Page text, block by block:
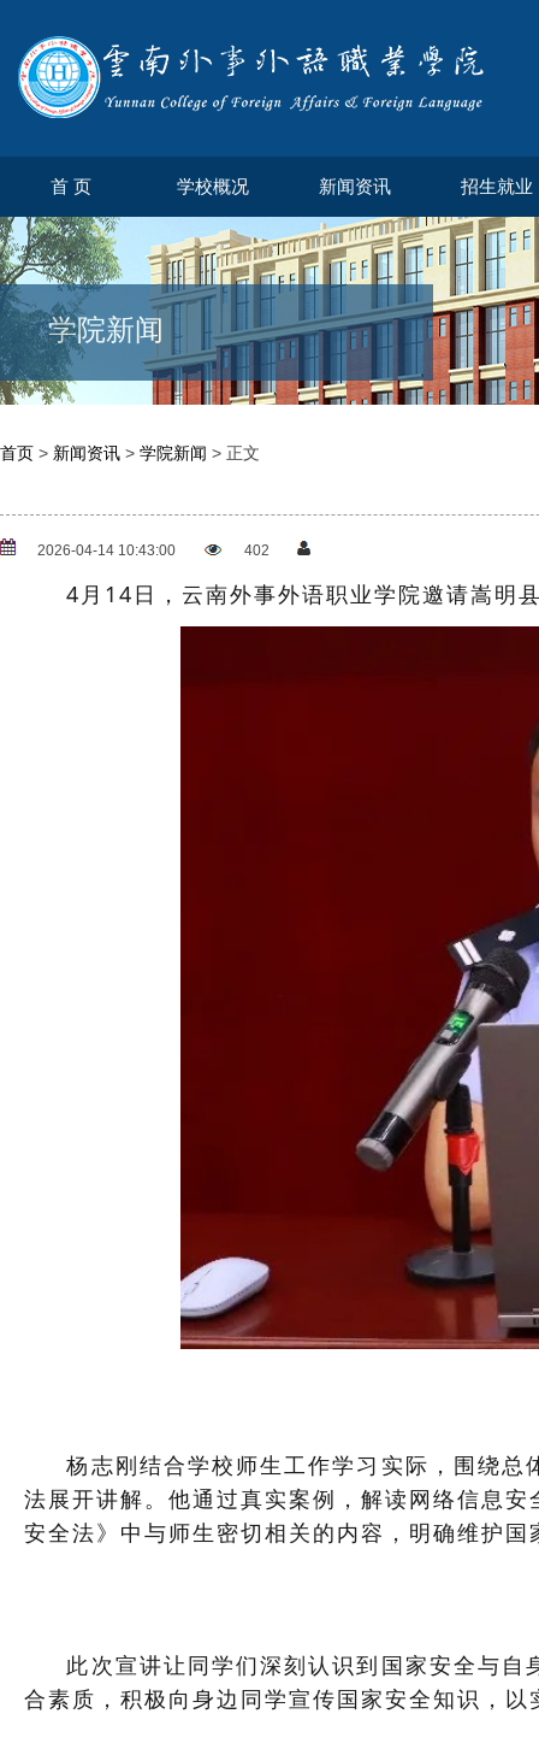
首 页 学校概况 新闻资讯 招生就业
学院新闻
首页 > 新闻资讯 > 学院新闻 > 正文
2026-04-14 10:43:00 402
4月14日，云南外事外语职业学院邀请嵩明
杨志刚结合学校师生工作学习实际，围绕总
法展开讲解。他通过真实案例，解读网络信息
安全法》中与师生密切相关的内容，明确维护
此次宣讲让同学们深刻认识到国家安全与自
合素质，积极向身边同学宣传国家安全知识，